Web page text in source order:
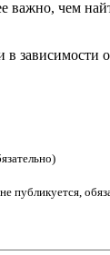
важно, чем
зависимости
публикуется,